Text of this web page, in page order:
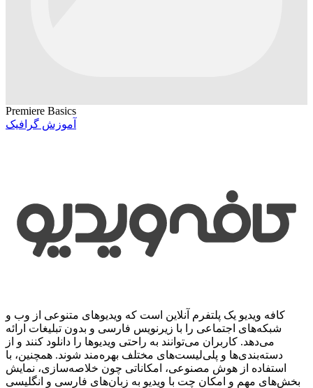
Premiere Basics
آموزش گرافیک
کافه ویدیو یک پلتفرم آنلاین است که ویدیوهای متنوعی از وب و
شبکه‌های اجتماعی را با زیرنویس فارسی و بدون تبلیغات ارائه
می‌دهد. کاربران می‌توانند به راحتی ویدیوها را دانلود کنند و از
دسته‌بندی‌ها و پلی‌لیست‌های مختلف بهره‌مند شوند. همچنین، با
استفاده از هوش مصنوعی، امکاناتی چون خلاصه‌سازی، نمایش
بخش‌های مهم و امکان چت با ویدیو به زبان‌های فارسی و انگلیسی